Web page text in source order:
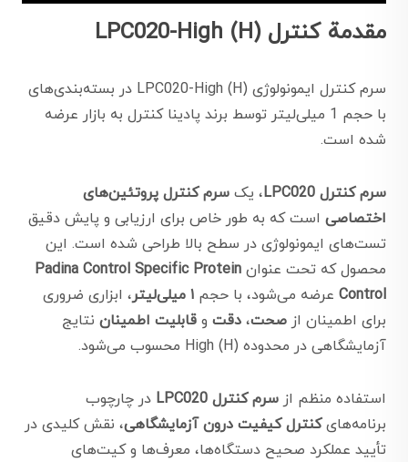
مقدمة کنترل LPC020-High (H)
سرم کنترل ایمونولوژی LPC020-High (H) در بسته‌بندی‌های
با حجم 1 میلی‌لیتر توسط برند پادینا کنترل به بازار عرضه
شده است.
سرم کنترل LPC020 ، یک سرم کنترل پروتئین‌های
اختصاصی است که به طور خاص برای ارزیابی و پایش دقیق
تست‌های ایمونولوژی در سطح بالا طراحی شده است. این
محصول که تحت عنوان Padina Control Specific Protein
Control عرضه می‌شود، با حجم ۱ میلی‌لیتر
، ابزاری ضروری
برای اطمینان از صحت، دقت و قابلیت اطمینان نتایج
آزمایشگاهی در محدوده High (H) محسوب می‌شود.
استفاده منظم از سرم کنترل LPC020
در چارچوب
برنامه‌هایکنترل کیفیت درون آزمایشگاهی، نقش کلیدی در
تأیید عملکرد صحیح دستگاه‌ها، معرف‌ها و کیت‌های